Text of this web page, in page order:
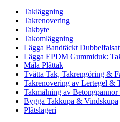
Takläggning
Takrenovering
Takbyte
Takomläggning
Lägga Bandtäckt
Lägga EPDM Gummiduk:
Måla Plåttak
Tvätta Tak, Takrengöring &
Takrenovering av Lertegel &
Takmålning av
Bygga Takkupa & Vindskupa
Plåtslageri